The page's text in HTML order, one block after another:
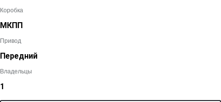
Коробка
МКПП
Привод
Передний
Владельцы
1